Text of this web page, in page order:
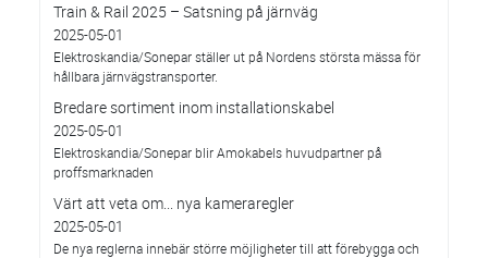
Train & Rail 2025 – Satsning på järnväg
2025-05-01
Elektroskandia/Sonepar ställer ut på Nordens största mässa för
hållbara järnvägstransporter.
Bredare sortiment inom installationskabel
2025-05-01
Elektroskandia/Sonepar blir Amokabels huvudpartner på
proffsmarknaden
Värt att veta om... nya kameraregler
2025-05-01
De nya reglerna innebär större möjligheter till att förebygga och